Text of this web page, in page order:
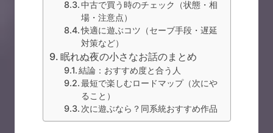
中古で買う時のチェック（状態・相
場・注意点）
快適に遊ぶコツ（セーブ手段・遅延
対策など）
眠れぬ夜の小さなお話のまとめ
結論：おすすめ度と合う人
最短で楽しむロードマップ（次にや
ること）
次に遊ぶなら？同系統おすすめ作品